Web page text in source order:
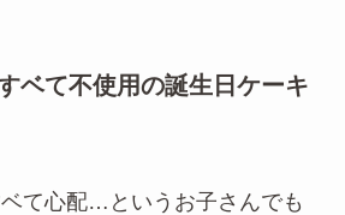
ベて不使用の誕生日ケーキ
て心配…というお子さんでも